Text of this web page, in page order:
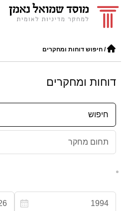
/ חיפוש דוחות ומחקרים
דוחות ומחקרים